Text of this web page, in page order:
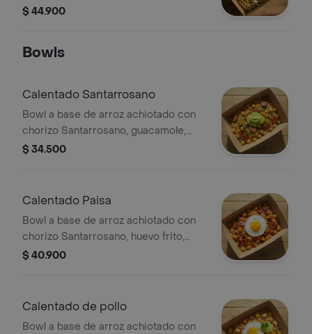
lechuga, papa ripio y alioli.
$ 44.900
Bowls
Calentado Santarrosano
Bowl a base de arroz achiotado con
chorizo Santarrosano, guacamole,
papa, madurito y un toque de cilantro.
$ 34.500
Calentado Paisa
Bowl a base de arroz achiotado con
chorizo Santarrosano, huevo frito,
fríjol paisa, papa, madurito, y salsa
$ 40.900
Calentado de pollo
Bowl a base de arroz achiotado con